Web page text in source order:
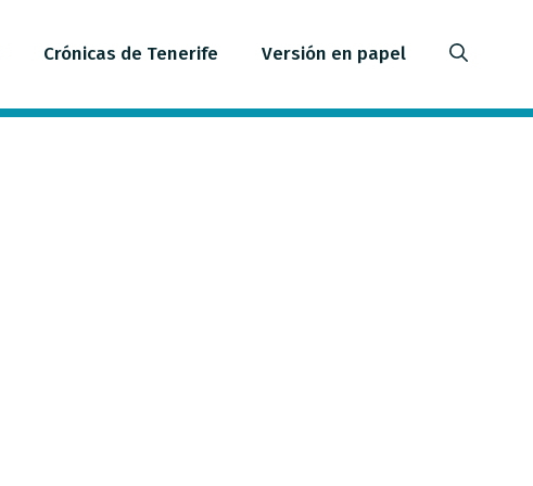
Crónicas de Tenerife Versión en papel